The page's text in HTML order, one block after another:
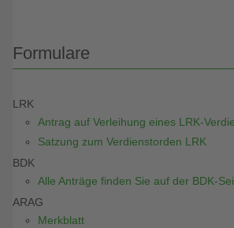
Formulare
LRK
Antrag auf Verleihung eines LRK-
Satzung zum Verdienstorden LRK
BDK
Alle Anträge finden Sie auf der BDK-
ARAG
Merkblatt